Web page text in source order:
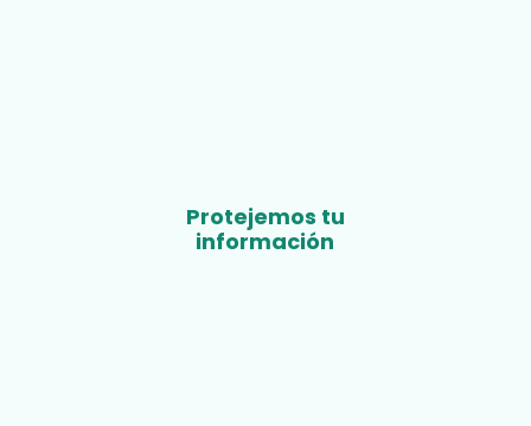
Protejemos tu
información